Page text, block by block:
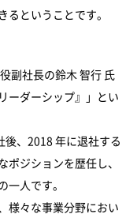
るということです。
副社長の鈴木 智行 氏
ーダーシップ』」とい
後、2018 年に退社する
ポジションを歴任し、
一人です。
様々な事業分野におい